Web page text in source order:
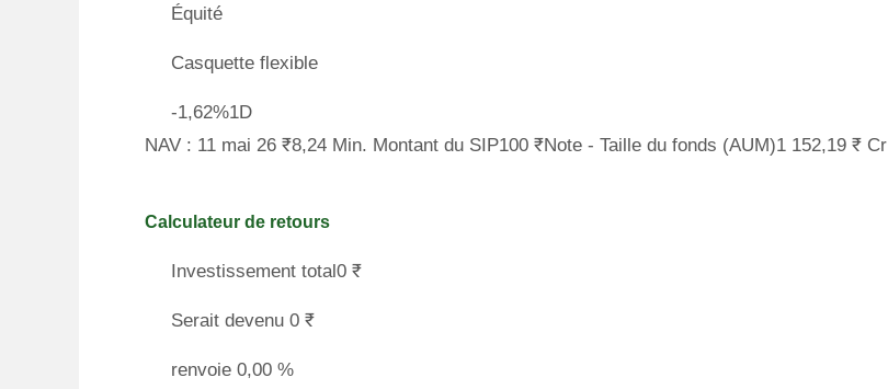
Équité
Casquette flexible
-1,62%1D
NAV : 11 mai 26 ₹8,24 Min. Montant du SIP100 ₹Note - Taille du fonds (AUM)1 152,19 ₹ Cr
Calculateur de retours
Investissement total0 ₹
Serait devenu 0 ₹
renvoie 0,00 %